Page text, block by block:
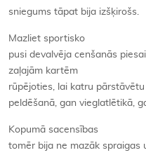
sniegums tāpat bija izšķirošs.
Mazliet sportisko
pusi devalvēja cenšanās
zaļajām kartēm
rūpējoties, lai katru
peldēšanā, gan vieglatlētikā,
Kopumā sacensības
tomēr bija ne mazāk spraigas